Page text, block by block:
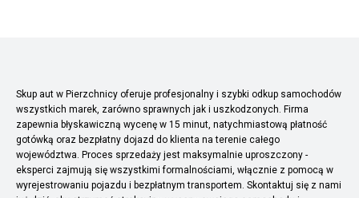
Skup aut w Pierzchnicy oferuje profesjonalny i szybki odkup samochodów
wszystkich marek, zarówno sprawnych jak i uszkodzonych. Firma
zapewnia błyskawiczną wycenę w 15 minut, natychmiastową płatność
gotówką oraz bezpłatny dojazd do klienta na terenie całego
województwa. Proces sprzedaży jest maksymalnie uproszczony -
eksperci zajmują się wszystkimi formalnościami, włącznie z pomocą w
wyrejestrowaniu pojazdu i bezpłatnym transportem. Skontaktuj się z nami